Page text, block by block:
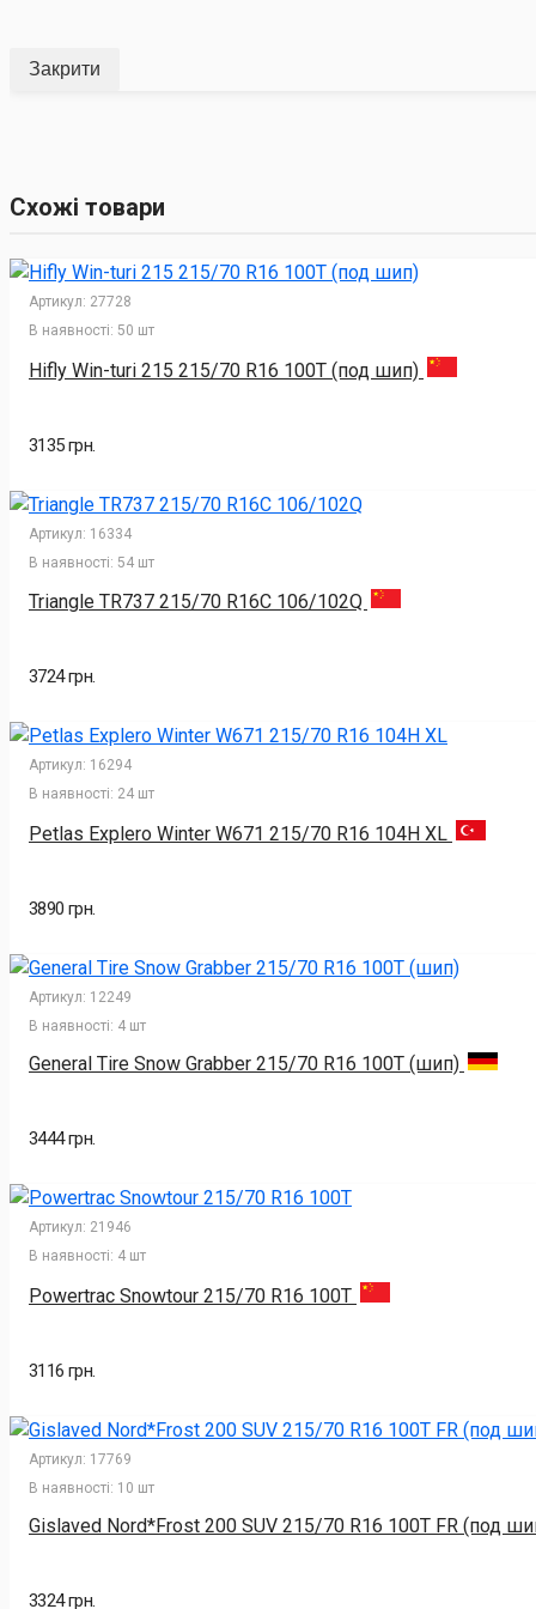
Закрити
Схожі товари
Артикул: 27728
В наявності: 50 шт
Hifly Win-turi 215 215/70 R16 100T (под шип)
3135 грн.
Артикул: 16334
В наявності: 54 шт
Triangle TR737 215/70 R16C 106/102Q
3724 грн.
Артикул: 16294
В наявності: 24 шт
Petlas Explero Winter W671 215/70 R16 104H XL
3890 грн.
Артикул: 12249
В наявності: 4 шт
General Tire Snow Grabber 215/70 R16 100T (шип)
3444 грн.
Артикул: 21946
В наявності: 4 шт
Powertrac Snowtour 215/70 R16 100T
3116 грн.
Артикул: 17769
В наявності: 10 шт
Gislaved Nord*Frost 200 SUV 215/70 R16 100T FR (под
3324 грн.